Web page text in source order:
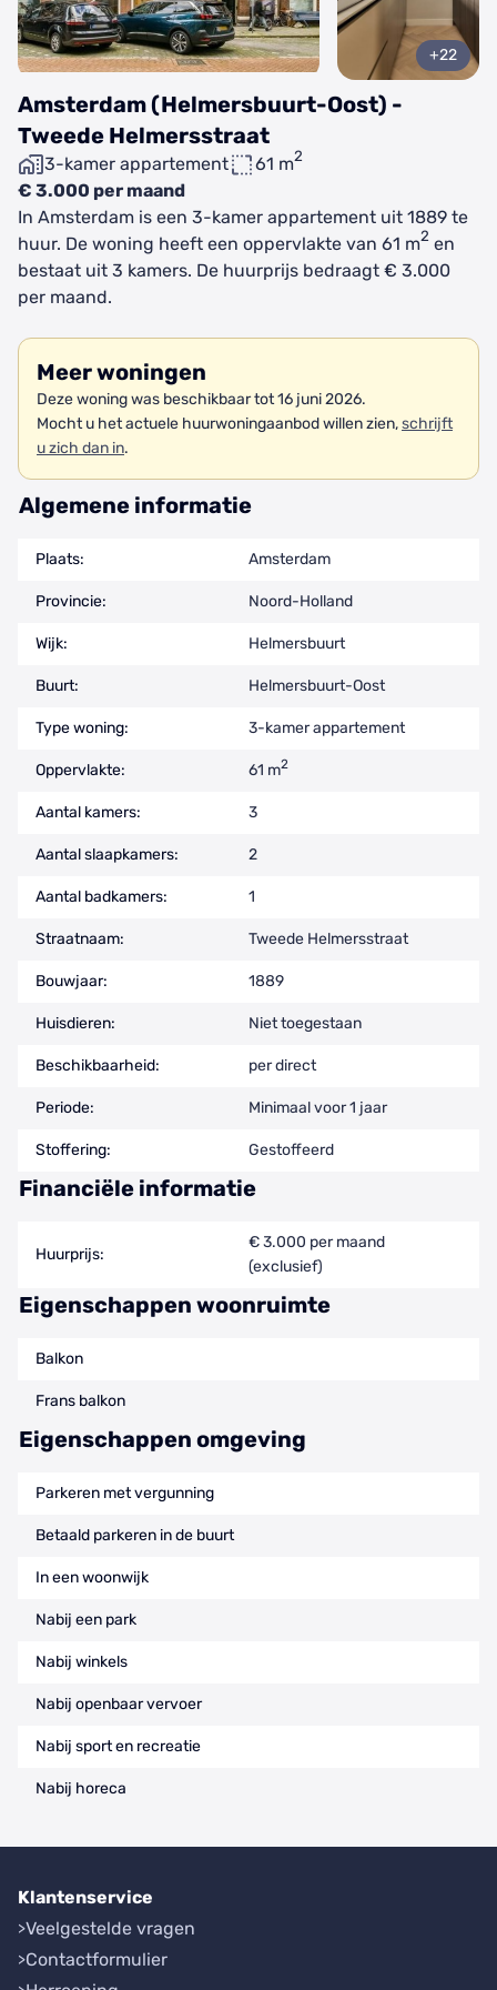
Amsterdam (Helmersbuurt-Oost) -
Tweede Helmersstraat
3-kamer appartement 61 m2
€ 3.000 per maand
+22
In Amsterdam is een 3-kamer appartement uit 1889 te
huur. De woning heeft een oppervlakte van 61 m2 en
bestaat uit 3 kamers. De huurprijs bedraagt € 3.000
per maand.
Meer woningen
Deze woning was beschikbaar tot 16 juni 2026.
Mocht u het actuele huurwoningaanbod willen zien,schrijft
u zich dan in.
Algemene informatie
Plaats: Amsterdam
Provincie: Noord-Holland
Wijk: Helmersbuurt
Buurt: Helmersbuurt-Oost
Type woning: 3-kamer appartement
Oppervlakte: 61 m2
Aantal kamers: 3
Aantal slaapkamers: 2
Aantal badkamers: 1
Straatnaam: Tweede Helmersstraat
Bouwjaar: 1889
Huisdieren: Niet toegestaan
Beschikbaarheid: per direct
Periode: Minimaal voor 1 jaar
Stoffering: Gestoffeerd
Financiële informatie
Huurprijs:
€ 3.000 per maand
(exclusief)
Eigenschappen woonruimte
Balkon
Frans balkon
Eigenschappen omgeving
Parkeren met vergunning
Betaald parkeren in de buurt
In een woonwijk
Nabij een park
Nabij winkels
Nabij openbaar vervoer
Nabij sport en recreatie
Nabij horeca
Klantenservice
Veelgestelde vragen
Contactformulier